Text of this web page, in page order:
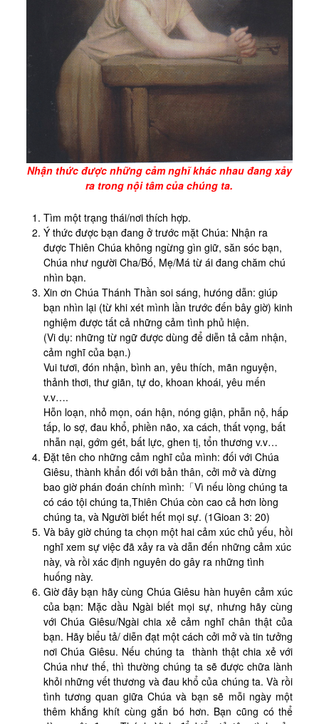
Nhận thức được những cảm nghĩ khác nhau đang xảy
ra trong nội tâm của chúng ta.
Tìm một trạng thái/nơi thích hợp.
Ý thức được bạn đang ở trước mặt Chúa: Nhận ra
được Thiên Chúa không ngừng gìn giữ, săn sóc bạn,
Chúa như người Cha/Bố, Mẹ/Má từ ái đang chăm chú
nhìn bạn.
Xin ơn Chúa Thánh Thần soi sáng, hưóng dẫn: giúp
bạn nhìn lại (từ khi xét mình lần trước đến bây giờ) kinh
nghiệm được tất cả những cảm tình phủ hiện.
(Vi dụ: những từ ngữ được dùng để diễn tả cảm nhận,
cảm nghĩ của bạn.)
Vui tươi, đón nhận, bình an, yêu thích, mãn nguyện,
thảnh thơi, thư giãn, tự do, khoan khoái, yêu mến
v.v….
Hỗn loạn, nhỏ mọn, oán hận, nóng giận, phẫn nộ, hấp
tấp, lo sợ, đau khổ, phiền não, xa cách, thất vọng, bất
nhẫn nại, gớm gét, bất lực, ghen tị, tổn thương v.v…
Đặt tên cho những cảm nghĩ của mình: đối với Chúa
Giêsu, thành khẩn đối với bản thân, cởi mở và đừng
bao giờ phán đoán chính mình:「Vì nếu lòng chúng ta
có cáo tội chúng ta,Thiên Chúa còn cao cả hơn lòng
chúng ta, và Người biết hết mọi sự. (1Gioan 3: 20)
Và bây giờ chúng ta chọn một hai cảm xúc chủ yếu, hồi
nghĩ xem sự việc đã xảy ra và dẫn đến những cảm xúc
này, và rồi xác định nguyên do gây ra những tình
huống này.
Giờ đây bạn hãy cùng Chúa Giêsu hàn huyên cảm xúc
của bạn: Mặc dầu Ngài biết mọi sự, nhưng hãy cùng
với Chúa Giêsu/Ngài chia xẻ cảm nghĩ chân thật của
bạn. Hãy biểu tả/ diễn đạt một cách cởi mở và tin tưởng
nơi Chúa Giêsu. Nếu chúng ta thành thật chia xẻ với
Chúa như thế, thì thường chúng ta sẽ được chữa lành
khỏi những vết thương và đau khổ của chúng ta. Và rồi
tình tương quan giữa Chúa và bạn sẽ mỗi ngày một
thêm khắng khít cùng gắn bó hơn. Bạn cũng có thể